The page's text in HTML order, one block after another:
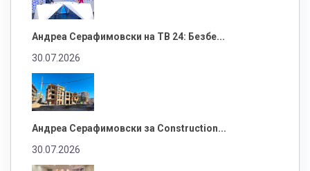
Андреа Серафимовски на ТВ 24: Безбе...
30.07.2026
Андреа Серафимовски за Construction...
30.07.2026